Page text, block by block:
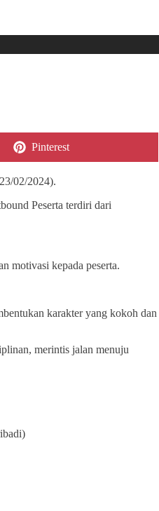
Share
Pinterest
02/2024).
Peserta terdiri dari
motivasi kepada peserta.
karakter yang kokoh dan
merintis jalan menuju